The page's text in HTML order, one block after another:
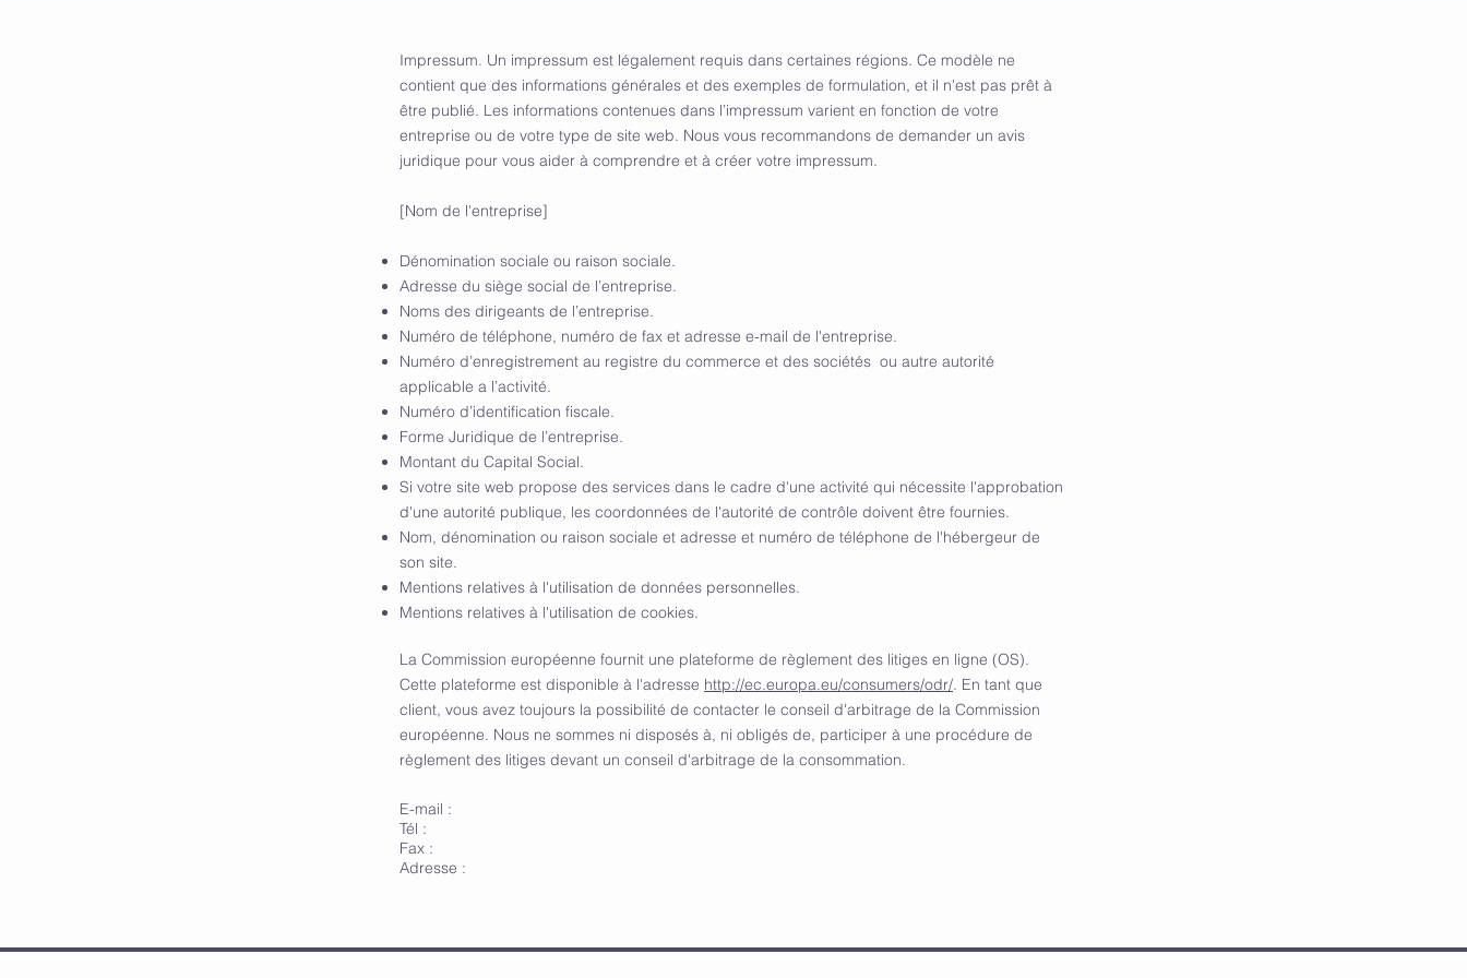
Impressum. Un impressum est légalement requis dans certaines régions. Ce modèle ne
contient que des informations générales et des exemples de formulation, et il n'est pas prêt à
être publié. Les informations contenues dans l’impressum varient en fonction de votre
entreprise ou de votre type de site web. Nous vous recommandons de demander un avis
juridique pour vous aider à comprendre et à créer votre impressum.
[Nom de l'entreprise]
Dénomination sociale ou raison sociale.
Adresse du siège social de l’entreprise.
Noms des dirigeants de l’entreprise.
Numéro de téléphone, numéro de fax et adresse e-mail de l'entreprise.
Numéro d’enregistrement au registre du commerce et des sociétés ou autre autorité
applicable a l’activité.
Numéro d’identification fiscale.
Forme Juridique de l’entreprise.
Montant du Capital Social.
Si votre site web propose des services dans le cadre d'une activité qui nécessite l'approbation
d'une autorité publique, les coordonnées de l'autorité de contrôle doivent être fournies. ​​​
Nom, dénomination ou raison sociale et adresse et numéro de téléphone de l'hébergeur de
son site.
Mentions relatives à l'utilisation de données personnelles.
Mentions relatives à l'utilisation de cookies.
La Commission européenne fournit une plateforme de règlement des litiges en ligne (OS).
Cette plateforme est disponible à l'adresse http://ec.europa.eu/consumers/odr/. En tant que
client, vous avez toujours la possibilité de contacter le conseil d'arbitrage de la Commission
européenne. Nous ne sommes ni disposés à, ni obligés de, participer à une procédure de
règlement des litiges devant un conseil d'arbitrage de la consommation.
E-mail :
Tél :
Fax :
Adresse :